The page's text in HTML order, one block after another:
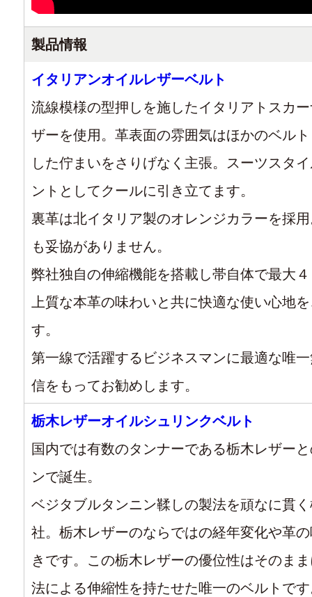
製品情報
イタリアンオイルレザーベルト
流線模様の型押しを施したイタリアトスカ
ザーを使用。革表面の雰囲気はほかのベル
した佇まいをさりげなく主張。スーツスタ
ントとしてクールに引き立てます。
裏革は北イタリア製のオレンジカラーを採
も妥協がありません。
弊社独自の伸縮機能を搭載し帯自体で最大
上質な本革の味わいと共に快適な使い心地
す。
第一線で活躍するビジネスマンに最適な唯
信をもってお勧めします。
栃木レザーオイルシュリンクベルト
国内では有数のタンナーである栃木レザー
ンで誕生。
ベジタブルタンニン鞣しの製法を頑なに貫
社。栃木レザーのならではの経年変化や革
きです。この栃木レザーの優位性はそのま
法による伸縮性を持たせた唯一のベルトで